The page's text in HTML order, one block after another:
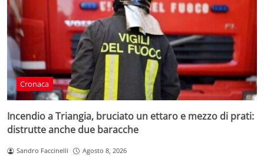
Cronaca
Incendio a Triangia, bruciato un ettaro e mezzo di prati:
distrutte anche due baracche
Sandro Faccinelli Agosto 8, 2026